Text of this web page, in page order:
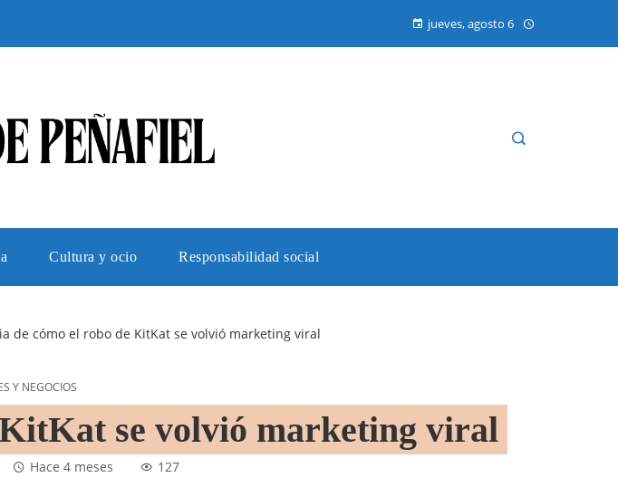
jueves, agosto 6
Cultura y ocio Responsabilidad social
de cómo el robo de KitKat se volvió marketing viral
Y NEGOCIOS
se volvió marketing viral
Hace 4 meses 127